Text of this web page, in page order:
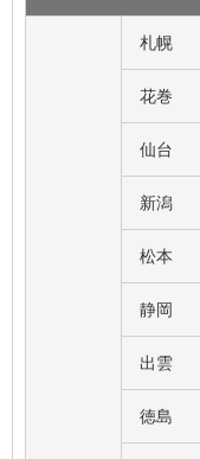
札幌
花巻
仙台
新潟
松本
静岡
出雲
徳島